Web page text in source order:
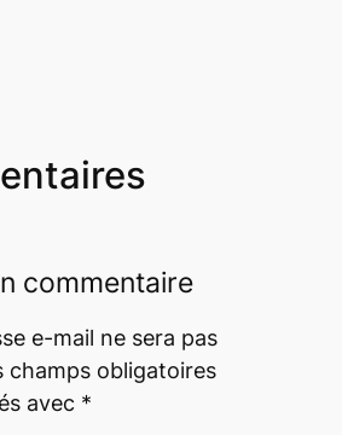
commentaire
e-mail ne sera pas
champs obligatoires
avec *